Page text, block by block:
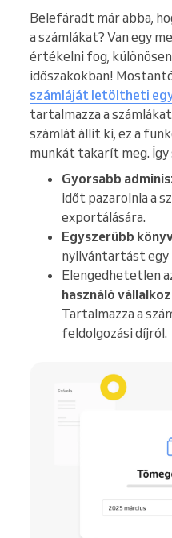
Belefáradt már abba,
a számlákat? Van egy
értékelni fog, különösen
időszakokban!
számláját letöltheti
tartalmazza a
számlát állít ki, ez a
munkát takarít meg. Így
Gyorsabb
időt pazarolnia a
exportálására.
Egyszerűbb
nyilvántartást
Elengedhetetlen
használó
Tartalmazza a
feldolgozási díjról.